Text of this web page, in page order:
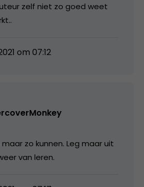
zelf niet zo goed weet
om 07:12
zo kunnen. Leg maar uit
van leren.